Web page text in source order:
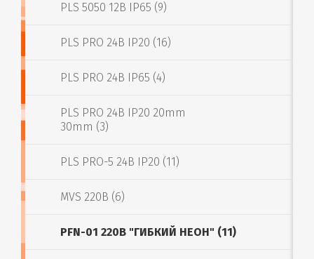
PLS 5050 12В IP65 (9)
PLS PRO 24В IP20 (16)
PLS PRO 24В IP65 (4)
PLS PRO 24В IP20 20mm
30mm (3)
PLS PRO-5 24В IP20 (11)
MVS 220В (6)
PFN-01 220В "ГИБКИЙ НЕОН" (11)